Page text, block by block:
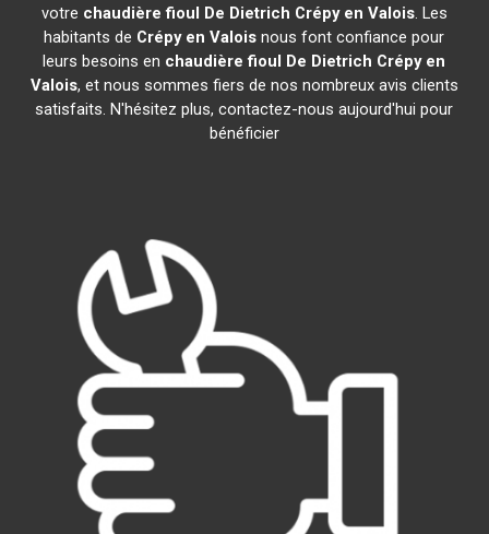
votre chaudière fioul De Dietrich Crépy en Valois. Les
habitants de Crépy en Valois nous font confiance pour
leurs besoins en chaudière fioul De Dietrich Crépy en
Valois, et nous sommes fiers de nos nombreux avis clients
satisfaits. N'hésitez plus, contactez-nous aujourd'hui pour
bénéficier